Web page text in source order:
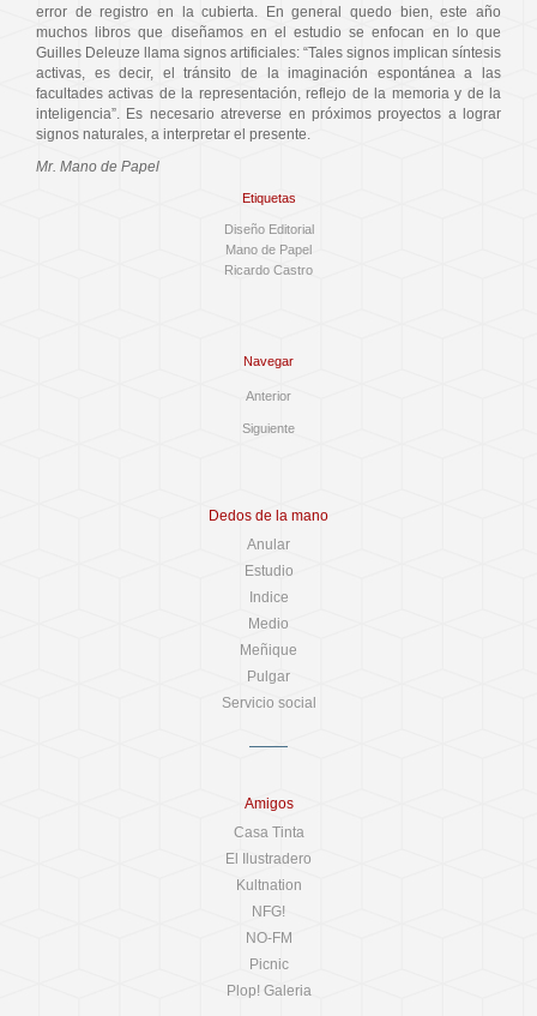
error de registro en la cubierta. En general quedo bien, este año
muchos libros que diseñamos en el estudio se enfocan en lo que
Guilles Deleuze llama signos artificiales: “Tales signos implican síntesis
activas, es decir, el tránsito de la imaginación espontánea a las
facultades activas de la representación, reflejo de la memoria y de la
inteligencia”. Es necesario atreverse en próximos proyectos a lograr
signos naturales, a interpretar el presente.
Mr. Mano de Papel
Etiquetas
Diseño Editorial
Mano de Papel
Ricardo Castro
Navegar
Anterior
Siguiente
Dedos de la mano
Anular
Estudio
Indice
Medio
Meñique
Pulgar
Servicio social
Amigos
Casa Tinta
El Ilustradero
Kultnation
NFG!
NO-FM
Picnic
Plop! Galeria